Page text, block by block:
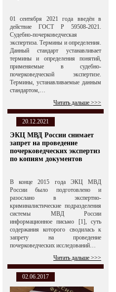
01 сентября 2021 года введён в
действие ГОСТ Р 59508-2021.
Судебно-почерковедческая
экспертиза. Термины и определения.
Данный стандарт устанавливает
термины и определения понятий,
применяемые в судебно-
почерковедческой экспертизе.
Термины, устанавливаемые данным
стандартом,…
Читать дальше >>>
20.12.2021
ЭКЦ МВД России снимает
запрет на проведение
почерковедческих экспертиз
по копиям документов
В конце 2015 года ЭКЦ МВД
России было подготовлено и
разослано в экспертно-
криминалистические подразделения
системы МВД России
информационное письмо [1], суть
содержания которого сводилась к
запрету на проведение
почерковедческих исследований…
Читать дальше >>>
02.06.2017